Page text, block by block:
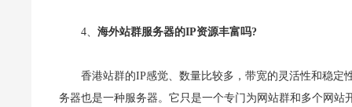
4、 海外站群服务器的IP资源丰富吗?
香港站群的IP感觉、数量比较多，带宽的灵活性和稳
务器也是一种服务器。它只是一个专门为网站群和多个网